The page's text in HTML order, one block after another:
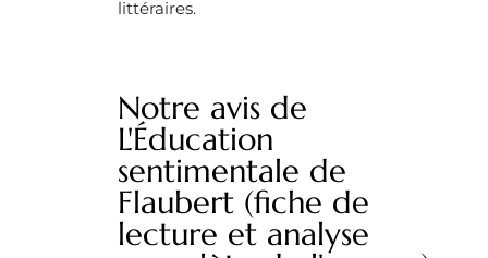
littéraires.
Notre avis de
L'Éducation
sentimentale de
Flaubert (fiche de
lecture et analyse